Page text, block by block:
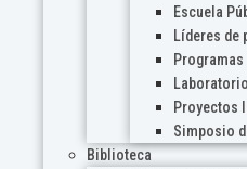
Escuela
Líderes de
Proyectos
Simposio
Biblioteca